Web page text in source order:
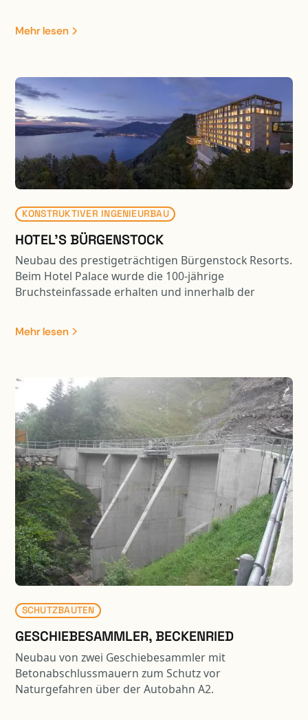
seitlich hergestellt und mit einem 700 to
Gittermastkran an die effektive Position versetzt. Das
Abbruch bestehende Brücke - Neubau Widerlager
mittels Umspundung / Pfählung usw.; davon 1 WL im
Nahbereich der Zentralbahn - Brückenplatte mittels
Kran versetzen - Vorarbeiten Gewässer usw. für
spätere Aufweitung und Renaturierung Sarneraa -
Umlegung Langsamverkehrswege - Anpassung
bestehende Kantonsstrasse an neue Situation
Mehr lesen
KONSTRUKTIVER INGENIEURBAU
HOTEL'S BÜRGENSTOCK
Neubau des prestigeträchtigen Bürgenstock Resorts.
Beim Hotel Palace wurde die 100-jährige
Bruchsteinfassade erhalten und innerhalb der
Zudem wurde das Gebäude unterkellert und entlang
der steil abfallenden Bergflanke angebaut. Das
mit spektakulärer Lage auf dem Bergkamm. Die
Fundation des Neubaus wurde inmitten der steil
abfallenden Bergflanke erstellt. Zudem wurden u.a.
die Bergstation der Kehrsiten-Bürgenstock
Standseilbahn, ein Kino, ein Shop sowie ein Ballroom
mit sehr grossen Spannweiten integriert. Beim
Alpine SPA wurde die Tragstruktur des ehemaligen
Gebäude umgebaut und grosszügig erweitert. Dabei
waren zahlreiche Unterfangungen, Spezialaushübe
und unkonventionelle Sicherungen der Tragstruktur
erforderlich. Zudem wurde ein Stollen unter dem
bestehenden Gebäude erstellt.
Mehr lesen
SCHUTZBAUTEN
GESCHIEBESAMMLER, BECKENRIED
Neubau von zwei Geschiebesammler mit
Betonabschlussmauern zum Schutz vor
Naturgefahren über der Autobahn A2.